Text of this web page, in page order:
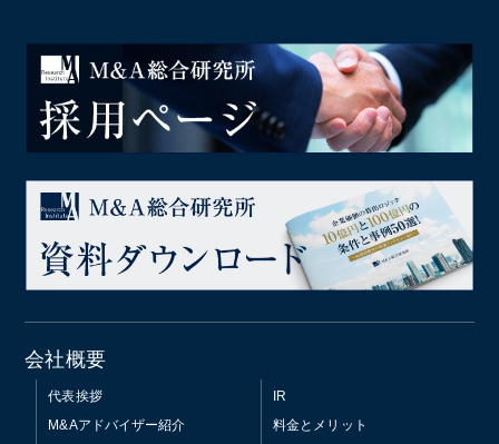
会社概要
代表挨拶
M&Aアドバイザー紹介
IR
料金とメリット